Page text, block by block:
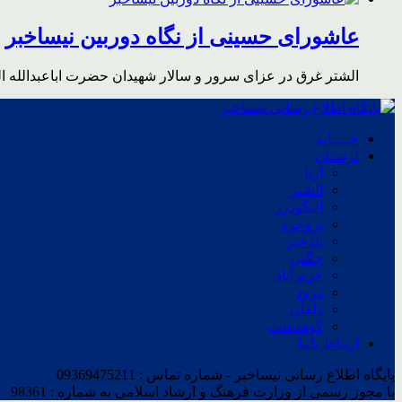
عاشورای حسینی از نگاه دوربین نیساخبر
الشتر غرق در عزای سرور و سالار شهیدان حضرت اباعبدالله
خــــانه
لرستان
ازنا
الشتر
الیگودرز
بروجرد
پلدختر
چگنی
خرم آباد
درود
دلفان
کوهدشت
ارتباط باما
پایگاه اطلاع رسانی نیساخبر - شماره تماس : 09369475211
با مجوز رسمی از وزارت فرهنگ و ارشاد اسلامی به شماره : 98361